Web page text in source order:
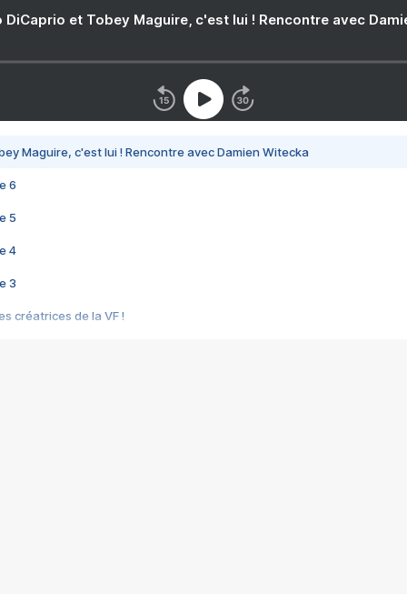
DiCaprio et Tobey Maguire, c'est lui ! Rencontre avec
Maguire, c'est lui ! Rencontre avec Damien Witecka
6
5
4
3
créatrices de la VF !